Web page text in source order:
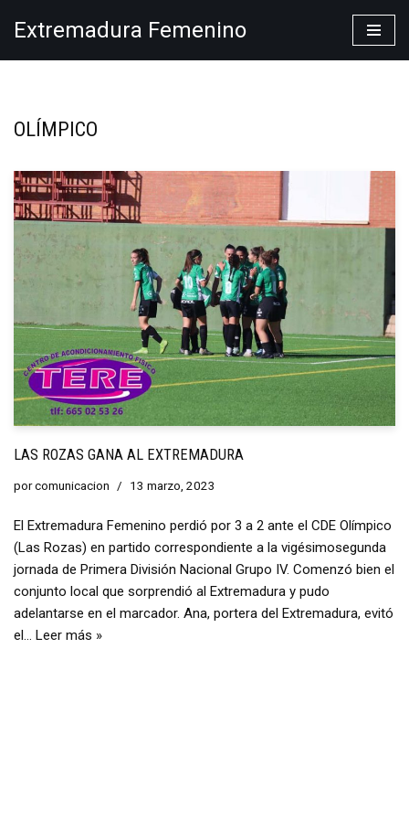
Extremadura Femenino
OLÍMPICO
LAS ROZAS GANA AL EXTREMADURA
porcomunicacion 13 marzo, 2023
El Extremadura Femenino perdió por 3 a 2 ante el CDE Olímpico
(Las Rozas) en partido correspondiente a la vigésimosegunda
jornada de Primera División Nacional Grupo IV. Comenzó bien el
conjunto local que sorprendió al Extremadura y pudo
adelantarse en el marcador. Ana, portera del Extremadura, evitó
el… Leer más »